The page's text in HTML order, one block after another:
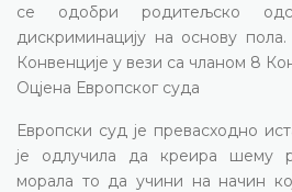
се одобри родитељско
дискриминацију на основу
Конвенције у вези са чланом 8
Оцјена Европског суда
Европски суд је превасходно
је одлучила да креира шему
морала то да учини на начин